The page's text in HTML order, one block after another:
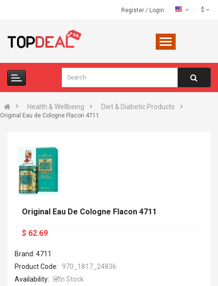
Register / Login $
Health & Wellbeing Diet & Diabetic Products
Original Eau de Cologne Flacon 4711
Original Eau De Cologne Flacon 4711
$ 62.69
Brand: 4711
Product Code:
970_1817_24836
Availability:
In Stock